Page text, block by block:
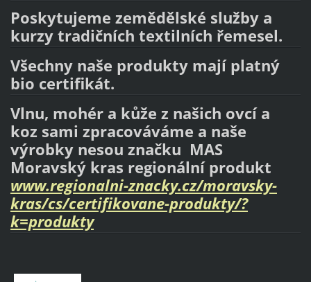
Poskytujeme zemědělské služby a
kurzy tradičních textilních řemesel.
Všechny naše produkty mají platný
bio certifikát.
Vlnu, mohér a kůže z našich ovcí a
koz sami zpracováváme a naše
výrobky nesou značku MAS
Moravský kras regionální produkt
www.regionalni-znacky.cz/moravsky-
kras/cs/certifikovane-produkty/?
k=produkty